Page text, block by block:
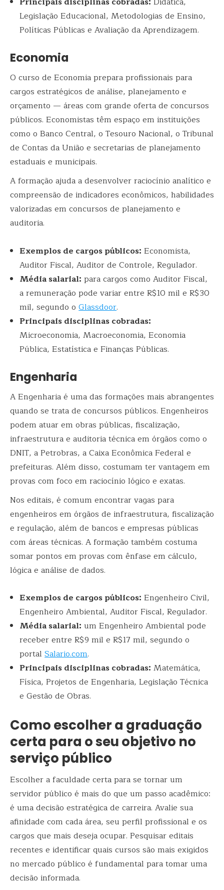
Legislação Educacional, Metodologias de Ensino,
Políticas Públicas e Avaliação da Aprendizagem.
Economia
O curso de Economia prepara profissionais para
cargos estratégicos de análise, planejamento e
orçamento — áreas com grande oferta de concursos
públicos. Economistas têm espaço em instituições
como o Banco Central, o Tesouro Nacional, o Tribunal
de Contas da União e secretarias de planejamento
estaduais e municipais.
A formação ajuda a desenvolver raciocínio analítico e
compreensão de indicadores econômicos, habilidades
valorizadas em concursos de planejamento e
auditoria.
Exemplos de cargos públicos: Economista,
Auditor Fiscal, Auditor de Controle, Regulador.
Média salarial: para cargos como Auditor Fiscal,
a remuneração pode variar entre R$10 mil e R$30
mil, segundo oGlassdoor.
Principais disciplinas cobradas:
Microeconomia, Macroeconomia, Economia
Pública, Estatística e Finanças Públicas.
Engenharia
A Engenharia é uma das formações mais abrangentes
quando se trata de concursos públicos. Engenheiros
podem atuar em obras públicas, fiscalização,
infraestrutura e auditoria técnica em órgãos como o
DNIT, a Petrobras, a Caixa Econômica Federal e
prefeituras. Além disso, costumam ter vantagem em
provas com foco em raciocínio lógico e exatas.
Nos editais, é comum encontrar vagas para
engenheiros em órgãos de infraestrutura, fiscalização
e regulação, além de bancos e empresas públicas
com áreas técnicas. A formação também costuma
somar pontos em provas com ênfase em cálculo,
lógica e análise de dados.
Exemplos de cargos públicos: Engenheiro Civil,
Engenheiro Ambiental, Auditor Fiscal, Regulador.
Média salarial: um Engenheiro Ambiental pode
receber entre R$9 mil e R$17 mil, segundo o
portalSalario.com.
Principais disciplinas cobradas: Matemática,
Física, Projetos de Engenharia, Legislação Técnica
e Gestão de Obras.
Como escolher a graduação
certa para o seu objetivo no
serviço público
Escolher a faculdade certa para se tornar um
servidor público é mais do que um passo acadêmico:
é uma decisão estratégica de carreira. Avalie sua
afinidade com cada área, seu perfil profissional e os
cargos que mais deseja ocupar. Pesquisar editais
recentes e identificar quais cursos são mais exigidos
no mercado público é fundamental para tomar uma
decisão informada.